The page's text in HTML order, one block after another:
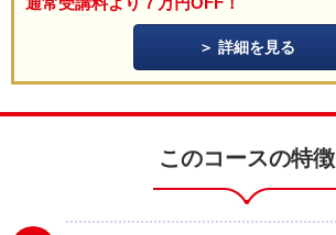
詳細を見る
このコースの特徴